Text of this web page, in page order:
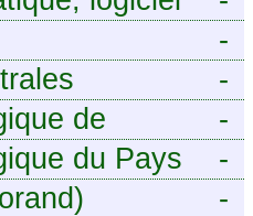
-
-
-
de
-
du Pays
-